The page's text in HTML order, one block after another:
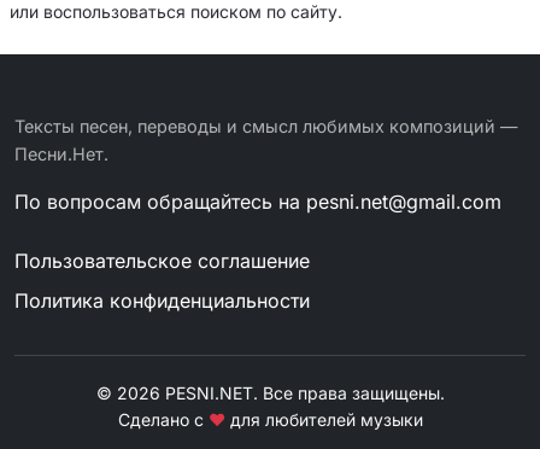
или воспользоваться поиском по сайту.
Тексты песен, переводы и смысл любимых композиций —
Песни.Нет.
По вопросам обращайтесь на pesni.net@gmail.com
Пользовательское соглашение
Политика конфиденциальности
© 2026 PESNI.NET. Все права защищены.
Сделано с ❤ для любителей музыки